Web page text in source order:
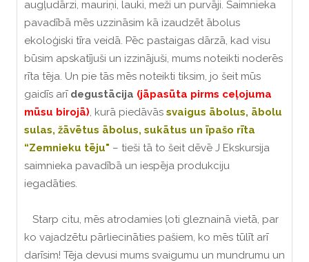
augļudārzi, mauriņi, lauki, meži un purvāji. Saimnieka
pavadībā mēs uzzināsim kā izaudzēt ābolus
ekoloģiski tīra veidā. Pēc pastaigas dārzā, kad visu
būsim apskatījuši un izzinājuši, mums noteikti noderēs
rīta tēja. Un pie tās mēs noteikti tiksim, jo šeit mūs
gaidīs arī degustācija (jāpasūta pirms ceļojuma
mūsu birojā), kurā piedāvās svaigus ābolus, ābolu
sulas, žāvētus ābolus, sukātus un īpašo rīta
“Zemnieku tēju" – tieši tā to šeit dēvē J Ekskursija
saimnieka pavadībā un iespēja produkciju
iegadāties.
Starp citu, mēs atrodamies ļoti gleznainā vietā, par
ko vajadzētu pārliecināties pašiem, ko mēs tūlīt arī
darīsim! Tēja devusi mums svaigumu un mundrumu un